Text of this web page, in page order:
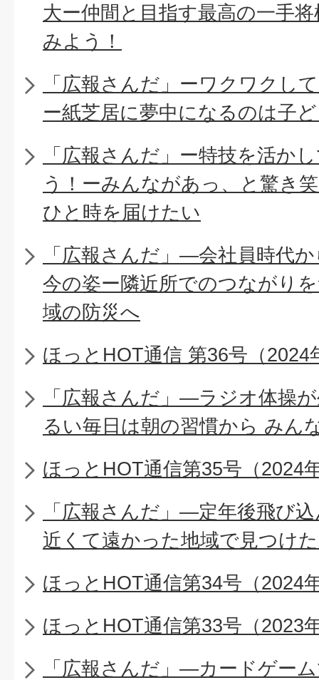
大ー仲間と目指す最高の一手
みよう！
「広報さんだ」ーワクワクし
ー紙芝居に夢中になるのは子
「広報さんだ」ー特技を活か
う！ーみんながあっ、と驚き
ひと時を届けたい
「広報さんだ」―会社員時代
今の姿ー隣近所でのつながり
域の防災へ
ほっとHOT通信 第36号（2024
「広報さんだ」―ラジオ体操
るい毎日は朝の習慣から みん
ほっとHOT通信第35号（2024
「広報さんだ」―定年後飛び
近くて遠かった地域で見つけ
ほっとHOT通信第34号（2024
ほっとHOT通信第33号（2023
「広報さんだ」―カードゲー